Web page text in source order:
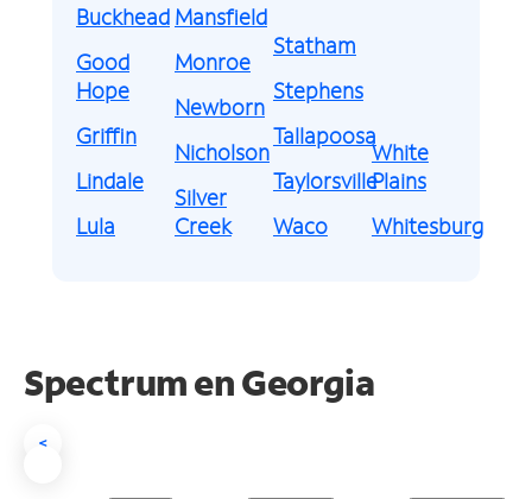
Buckhead
Good
Hope
Griffin
Lindale
Lula
Mansfield
Monroe
Newborn
Nicholson
Silver
Creek
Statham
Stephens
Tallapoosa
Taylorsville
Waco
White
Plains
Whitesburg
Spectrum enGeorgia
<